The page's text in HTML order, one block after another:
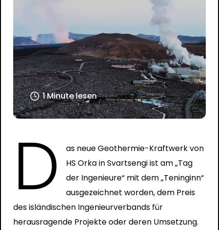
1 Minute lesen
D
as neue Geothermie-Kraftwerk von
HS Orka in Svartsengi ist am „Tag
der Ingenieure“ mit dem „Teninginn“
ausgezeichnet worden, dem Preis
des isländischen Ingenieurverbands für
herausragende Projekte oder deren Umsetzung.